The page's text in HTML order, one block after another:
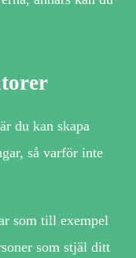
du kan skapa
så varför inte
som till exempel
som stjäl ditt